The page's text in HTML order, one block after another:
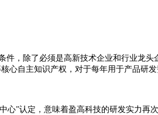
，除了必须是高新技术企业和行业龙
心自主知识产权，对于每年用于产品研发
心”认定，意味着盈高科技的研发实力